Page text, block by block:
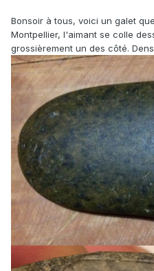
Bonsoir à tous, voici un galet
Montpellier, l'aimant se colle
grossièrement un des côté.